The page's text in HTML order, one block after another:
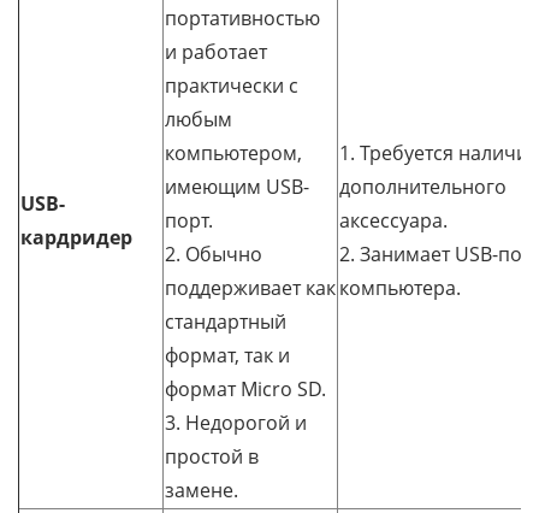
USB-
кардридер
портативностью
и работает
практически с
любым
компьютером,
имеющим USB-
порт.
2. Обычно
поддерживает как
стандартный
формат, так и
формат Micro SD.
3. Недорогой и
простой в
замене.
1. Требуется наличие
дополнительного
аксессуара.
2. Занимает USB-
компьютера.